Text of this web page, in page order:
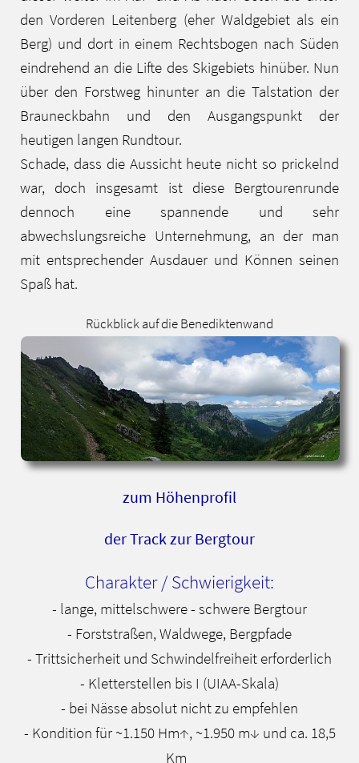
den Vorderen Leitenberg (eher Waldgebiet als ein
Berg) und dort in einem Rechtsbogen nach Süden
eindrehend an die Lifte des Skigebiets hinüber. Nun
über den Forstweg hinunter an die Talstation der
Brauneckbahn und den Ausgangspunkt der
heutigen langen Rundtour.
Schade, dass die Aussicht heute nicht so prickelnd
war, doch insgesamt ist diese Bergtourenrunde
dennoch eine spannende und sehr
abwechslungsreiche Unternehmung, an der man
mit entsprechender Ausdauer und Können seinen
Spaß hat.
Rückblick auf die Benediktenwand
zum Höhenprofil
der Track zur Bergtour
Charakter / Schwierigkeit:
- lange, mittelschwere - schwere Bergtour
- Forststraßen, Waldwege, Bergpfade
- Trittsicherheit und Schwindelfreiheit erforderlich
- Kletterstellen bis I (UIAA-Skala)
- bei Nässe absolut nicht zu empfehlen
- Kondition für ~1.150 Hm↑, ~1.950 m↓ und ca. 18,5
Km